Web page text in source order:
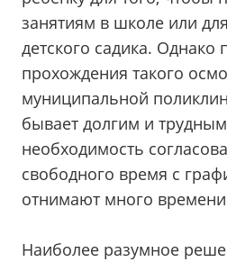
занятиям в школе или
детского садика. Однако
прохождения такого
муниципальной
бывает долгим и
необходимость
свободного время с
отнимают много
Наиболее разумное